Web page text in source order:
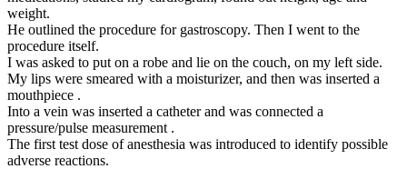
weight.
He outlined the procedure for gastroscopy. Then I went to the
procedure itself.
I was asked to put on a robe and lie on the couch, on my left side.
My lips were smeared with a moisturizer, and then was inserted a
mouthpiece .
Into a vein was inserted a catheter and was connected a
pressure/pulse measurement .
The first test dose of anesthesia was introduced to identify possible
adverse reactions.